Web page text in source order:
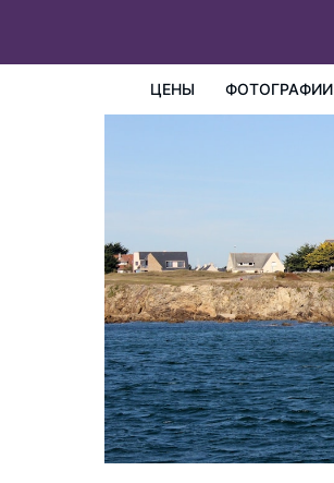
ЦЕНЫ ФОТОГРАФИИ